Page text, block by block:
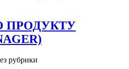
ПРОДУКТУ
рубрики